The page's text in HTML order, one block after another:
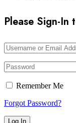
Please Sign-In
Remember Me
Forgot Password?